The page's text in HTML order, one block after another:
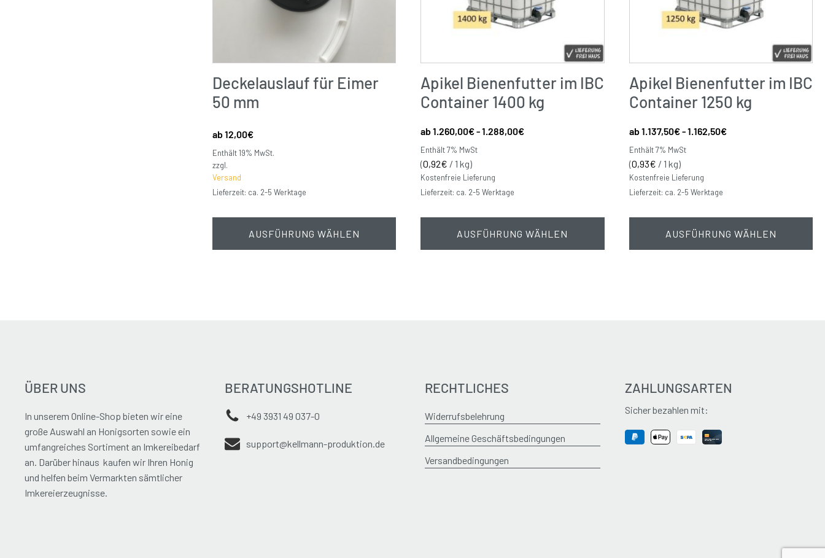
Deckelauslauf für Eimer
50 mm
12,00€
Enthält 19% MwSt.
zzgl.
Versand
Lieferzeit: ca. 2-5 Werktage
AUSFÜHRUNG WÄHLEN
Apikel Bienenfutter im IBC
Container 1400 kg
1.260,00€-1.288,00€
Enthält 7% MwSt
(0,92€ / 1 kg)
Kostenfreie Lieferung
Lieferzeit: ca. 2-5 Werktage
AUSFÜHRUNG WÄHLEN
Apikel Bienenfutter im IBC
Container 1250 kg
1.137,50€-1.162,50€
Enthält 7% MwSt
(0,93€ / 1 kg)
Kostenfreie Lieferung
Lieferzeit: ca. 2-5 Werktage
AUSFÜHRUNG WÄHLEN
ÜBER UNS
In unserem Online-Shop bieten wir eine
große Auswahl an Honigsorten sowie ein
umfangreiches Sortiment an Imkereibedarf
an. Darüber hinaus kaufen wir Ihren Honig
und helfen beim Vermarkten sämtlicher
Imkereierzeugnisse.
BERATUNGSHOTLINE
+49 3931 49 037-0
support@kellmann-produktion.de
RECHTLICHES
Widerrufsbelehrung
Allgemeine Geschäftsbedingungen
Versandbedingungen
ZAHLUNGSARTEN
Sicher bezahlen mit: